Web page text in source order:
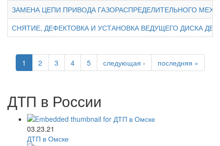
ЗАМЕНА ЦЕПИ ПРИВОДА ГАЗОРАСПРЕДЕЛИТЕЛЬНОГО
СНЯТИЕ, ДЕФЕКТОВКА И УСТАНОВКА ВЕДУЩЕГО ДИСКА
1 2 3 4 5 следующая › последняя »
ДТП в России
03.23.21
ДТП в Омске